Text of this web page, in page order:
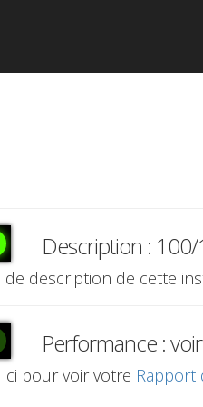
Description :
de description de cette
Performance :
ici pour voir votre Rapport